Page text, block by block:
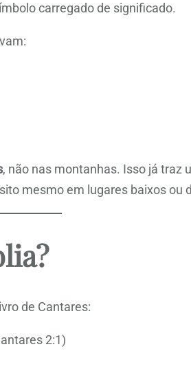
carregado de significado.
, não nas montanhas. Isso já traz
mesmo em lugares baixos ou
de Cantares:
2:1)